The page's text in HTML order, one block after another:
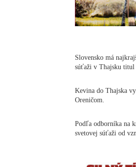
Slovensko má
súťaži v Thajsku titul
Kevina do Thajska
Oreničom.
Podľa odborníka na
svetovej súťaži od